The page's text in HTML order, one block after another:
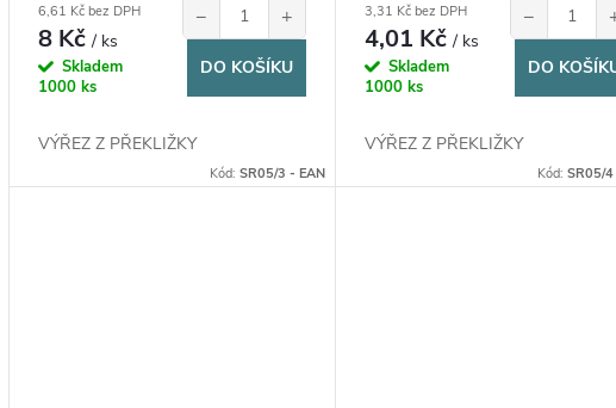
6,61 Kč bez DPH
8 Kč/ ks
Skladem
1000 ks
− +
DO KOŠÍKU
VÝŘEZ Z PŘEKLIŽKY
Kód:SR05/3 - EAN
3,31 Kč bez DPH
4,01 Kč/ ks
Skladem
1000 ks
−
DO
VÝŘEZ Z PŘEKLIŽKY
Kód: SR05/4